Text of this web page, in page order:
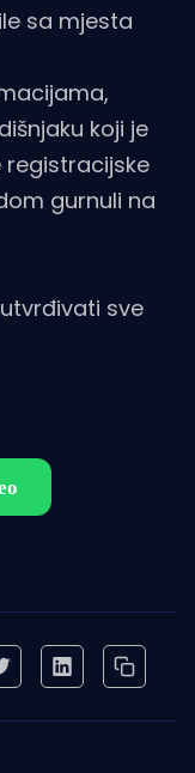
sa mjesta
koji je
gurnuli na
sve